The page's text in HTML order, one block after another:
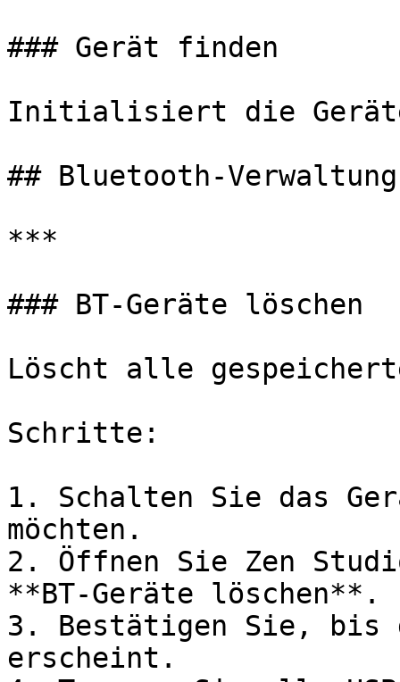
### Gerät finden
Initialisiert die
## Bluetooth-Verwaltung
***
### BT-Geräte löschen
Löscht alle
Schritte:
1. Schalten Sie das
möchten.
2. Öffnen Sie Zen
**BT-Geräte löschen**.
3. Bestätigen Sie, bis
erscheint.